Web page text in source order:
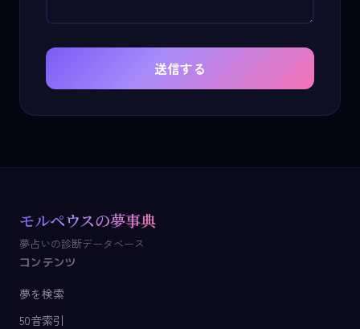
送信する
モルペウスの夢事典
夢占いの診断データベース
コンテンツ
夢を検索
50音索引